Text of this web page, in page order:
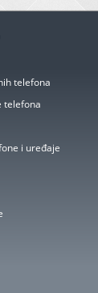
telefona
telefona
i uređaje